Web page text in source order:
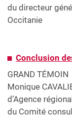
du directeur
Occitanie
Conclusion
GRAND TÉMOIN
Monique
d’Agence
du Comité